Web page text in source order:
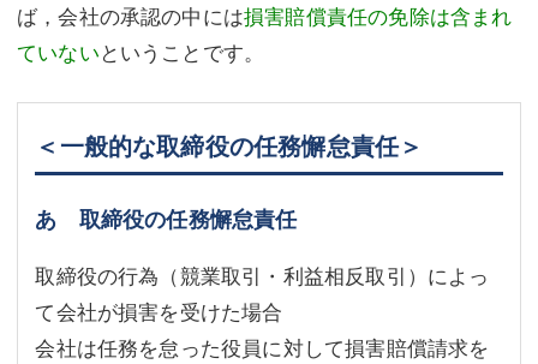
ば，会社の承認の中には損害賠償責任の免除は含まれ
ていないということです。
＜一般的な取締役の任務懈怠責任＞
あ 取締役の任務懈怠責任
取締役の行為（競業取引・利益相反取引）によっ
て会社が損害を受けた場合
会社は任務を怠った役員に対して損害賠償請求を